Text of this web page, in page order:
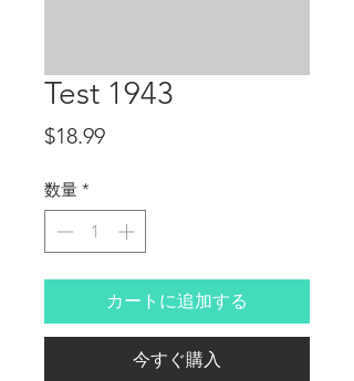
Test 1943
$18.99価格
数量 *
カートに追加する
今すぐ購入